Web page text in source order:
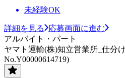
未経験OK
詳細を見る
応募画面に進む
アルバイト・パート
ヤマト運輸(株)知立営業所_仕分
No.Y00000614719)